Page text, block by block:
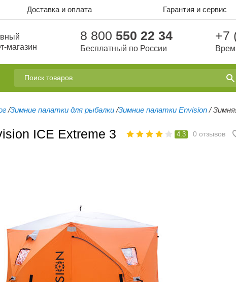
Доставка и оплата Гарантия и сервис
магазин
8 800 550 22 34
Бесплатный по России
+7
/Зимние палатки для рыбалки /Зимние палатки Envision /
ICE Extreme 3 4.3 0 отзывов